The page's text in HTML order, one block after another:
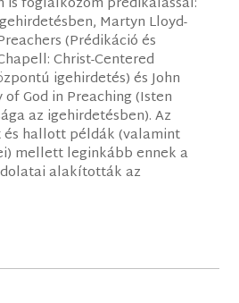
Martyn Lloyd-
(Prédikáció és
Christ-Centered
igehirdetés) és John
God in Preaching (Isten
az igehirdetésben). Az
hallott példák (valamint
mellett leginkább ennek a
alakították az